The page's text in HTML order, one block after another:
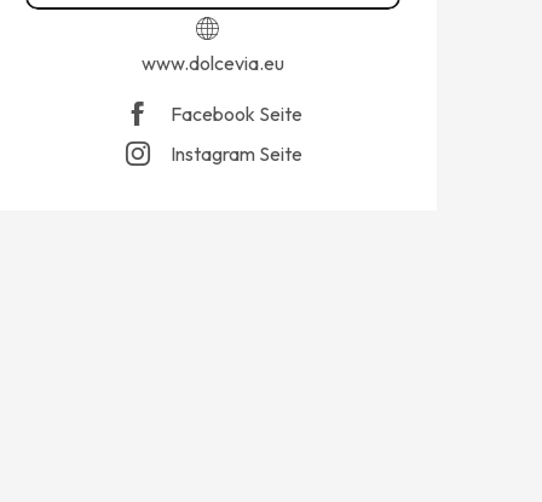
www.dolcevia.eu
Facebook Seite
Instagram Seite